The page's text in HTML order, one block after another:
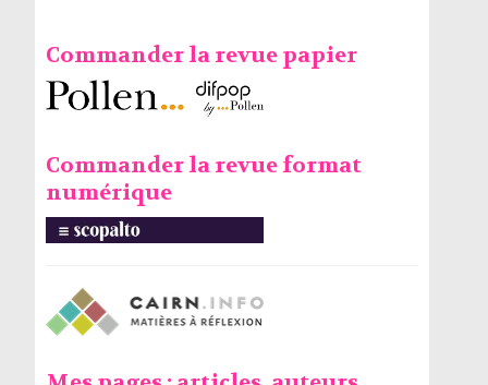
Commander la revue papier
Commander la revue format
numérique